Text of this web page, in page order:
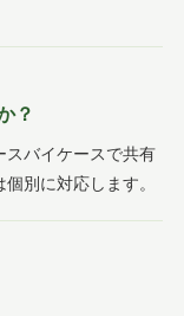
？
スバイケースで共有
別に対応します。